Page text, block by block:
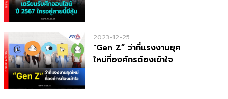
2023-12-25
"Gen Z” ว่าที่แรงงานยุค
ใหม่ที่องค์กรต้องเข้าใจ